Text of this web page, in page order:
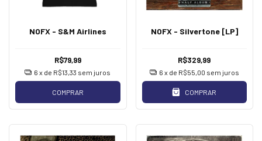
NOFX - S&M Airlines
R$79,99
6 x de R$13,33 sem juros
COMPRAR
NOFX - Silvertone [LP]
R$329,99
6 x de R$55,00 sem juros
COMPRAR